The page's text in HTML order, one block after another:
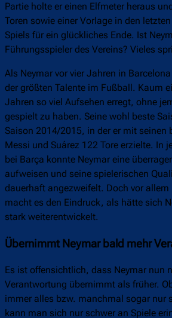
Partie holte er einen Elfmeter heraus
Toren sowie einer Vorlage in den
Spiels für ein glückliches Ende. Ist
Führungsspieler des Vereins? Vieles
Als Neymar vor vier Jahren in
der größten Talente im Fußball. Kaum
Jahren so viel Aufsehen erregt, ohne
gespielt zu haben. Seine wohl beste
Saison 2014/2015, in der er mit seinen
Messi und Suárez 122 Tore erzielte. In
bei Barça konnte Neymar eine
aufweisen und seine spielerischen
dauerhaft angezweifelt. Doch vor allem
macht es den Eindruck, als hätte sich
stark weiterentwickelt.
Übernimmt Neymar bald mehr
Es ist offensichtlich, dass Neymar nun
Verantwortung übernimmt als früher.
immer alles bzw. manchmal sogar nur
kann man sich nur schwer an Spiele